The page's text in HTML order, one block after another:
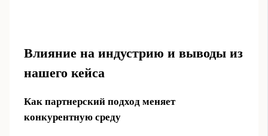
Влияние на индустрию и выводы из
нашего кейса
Как партнерский подход меняет
конкурентную среду